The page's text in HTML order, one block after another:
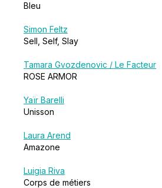
Bleu
Simon Feltz
Sell, Self, Slay
Tamara Gvozdenovic / Le Facteur
ROSE ARMOR
Yaïr Barelli
Unisson
Laura Arend
Amazone
Luigia Riva
Corps de métiers